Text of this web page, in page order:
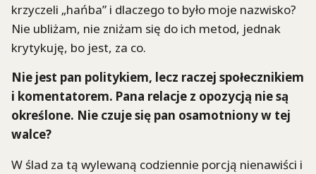
krzyczeli „hańba” i dlaczego to było moje nazwisko?
Nie ubliżam, nie zniżam się do ich metod, jednak
krytykuję, bo jest, za co.
Nie jest pan politykiem, lecz raczej społecznikiem
i komentatorem. Pana relacje z opozycją nie są
określone. Nie czuje się pan osamotniony w tej
walce?
W ślad za tą wylewaną codziennie porcją nienawiści i